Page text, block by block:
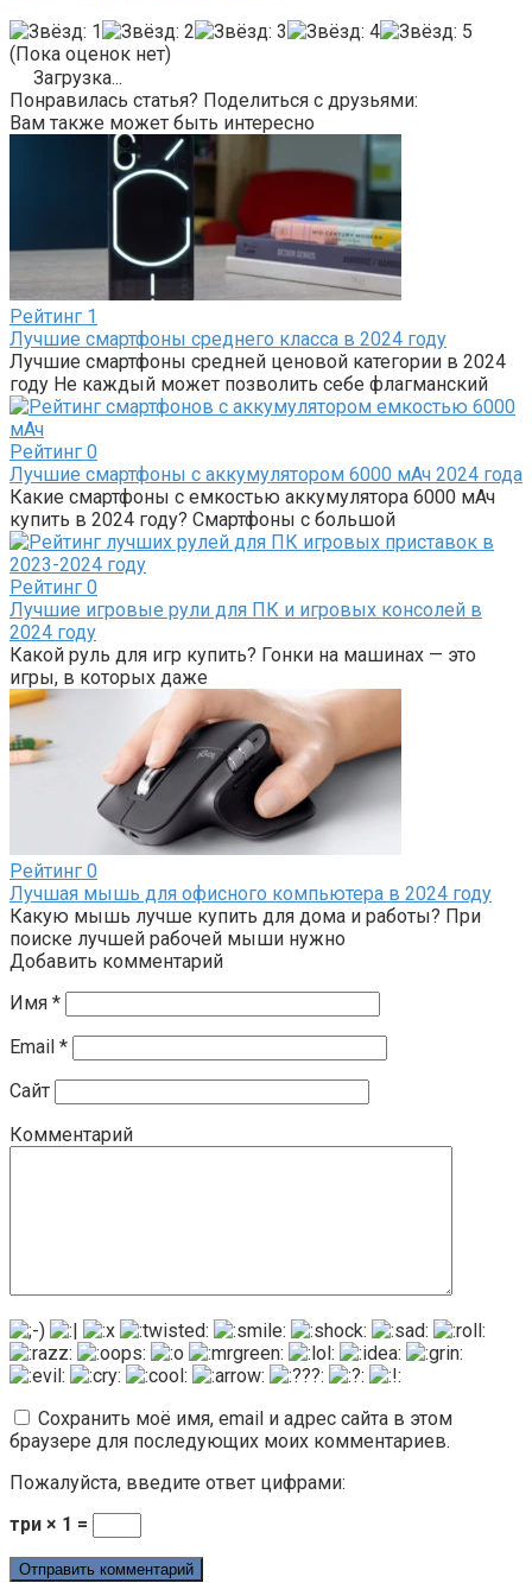
(Пока оценок нет)
Загрузка...
Понравилась статья? Поделиться с друзьями:
Вам также может быть интересно
Рейтинг 1
Лучшие смартфоны среднего класса в 2024 году
Лучшие смартфоны средней ценовой категории в 2024
году Не каждый может позволить себе флагманский
Рейтинг 0
Лучшие смартфоны с аккумулятором 6000 мАч 2024 года
Какие смартфоны с емкостью аккумулятора 6000 мАч
купить в 2024 году? Смартфоны с большой
Рейтинг 0
Лучшие игровые рули для ПК и игровых консолей в
2024 году
Какой руль для игр купить? Гонки на машинах — это
игры, в которых даже
Рейтинг 0
Лучшая мышь для офисного компьютера в 2024 году
Какую мышь лучше купить для дома и работы? При
поиске лучшей рабочей мыши нужно
Добавить комментарий
Имя *
Email *
Сайт
Комментарий
Сохранить моё имя, email и адрес сайта в этом
браузере для последующих моих комментариев.
Пожалуйста, введите ответ цифрами:
три × 1 =